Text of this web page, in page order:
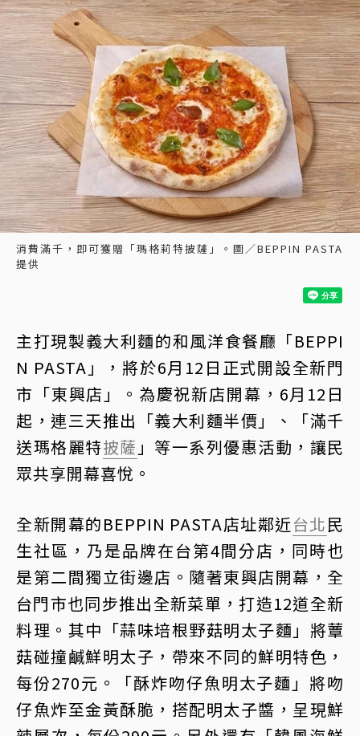
消費滿千，即可獲贈「瑪格莉特披薩」。圖／BEPPIN PASTA
提供
主打現製義大利麵的和風洋食餐廳「BEPPI
N PASTA」，將於6月12日正式開設全新門
市「東興店」。為慶祝新店開幕，6月12日
起，連三天推出「義大利麵半價」、「滿千
送瑪格麗特披薩 」等一系列優惠活動，讓民
眾共享開幕喜悅。
全新開幕的BEPPIN PASTA店址鄰近台北民
生社區，乃是品牌在台第4間分店，同時也
是第二間獨立街邊店。隨著東興店開幕，全
台門市也同步推出全新菜單，打造12道全新
料理。其中「蒜味培根野菇明太子麵」將蕈
菇碰撞鹹鮮明太子，帶來不同的鮮明特色，
每份270元。「酥炸吻仔魚明太子麵」將吻
仔魚炸至金黃酥脆，搭配明太子醬，呈現鮮